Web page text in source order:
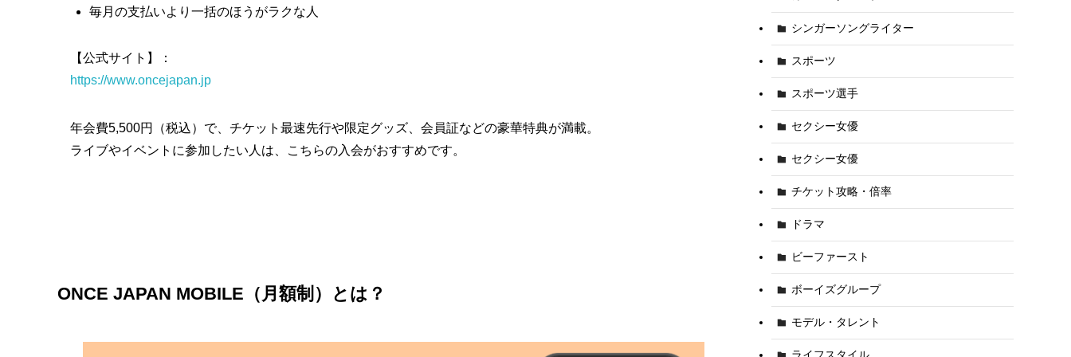
毎月の支払いより一括のほうがラクな人
【公式サイト】：
https://www.oncejapan.jp
年会費5,500円（税込）で、チケット最速先行や限定グッズ、会員証などの豪華特典が満載。
ライブやイベントに参加したい人は、こちらの入会がおすすめです。
ONCE JAPAN MOBILE（月額制）とは？
シンガーソングライター
スポーツ
スポーツ選手
セクシー女優
セクシー女優
チケット攻略・倍率
ドラマ
ビーファースト
ボーイズグループ
モデル・タレント